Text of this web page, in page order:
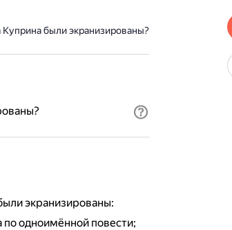
были экранизированы?
экранизированы:
одноимённой повести;